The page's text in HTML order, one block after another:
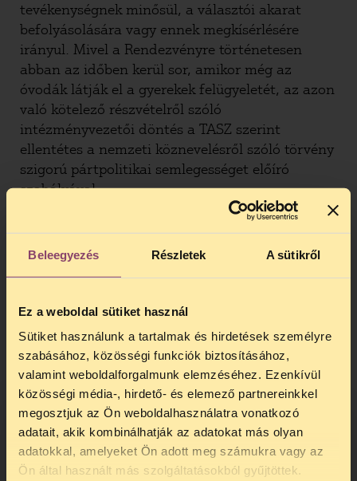
Beleegyezés Részletek A sütikről
Ez a weboldal sütiket használ
Sütiket használunk a tartalmak és hirdetések személyre
szabásához, közösségi funkciók biztosításához,
valamint weboldalforgalmunk elemzéséhez. Ezenkívül
közösségi média-, hirdető- és elemező partnereinkkel
megosztjuk az Ön weboldalhasználatra vonatkozó
adatait, akik kombinálhatják az adatokat más olyan
adatokkal, amelyeket Ön adott meg számukra vagy az
Ön által használt más szolgáltatásokból gyűjtöttek.
tevékenységnek minősül, a választói akarat
befolyásolására vagy ennek megkísérlésére
irányul. Mivel a Rendezvényre történetesen
abban az időben kerül sor, amikor még az
óvodák látják el a gyerekek felügyeletét, az azon
való kötelező részvételről szóló
intézményvezetői döntés a TASZ szerint
ellentétes a nemzeti köznevelésről szóló törvény
szigorú pártpolitikai semlegességet előíró
szabályával.
A részvételről szóló óvodavezetői döntés sérti a
szülők, az óvónők és a gyerekek lelkiismereti
kötelező volt a részvétel. Bár a szülő
nyilatkozhat úgy, hogy nem tudja gyerekét
elkísérni, ekkor azonban a gyerek sem vehet
részt. Távolmaradásával tehát a szülő
gyakorlatilag eltiltja gyerekét a rendezvényen
való csoportos óvodai részvételtől. Így annak a
szülőnek, aki önként nem venne részt egy
országgyűlési képviselő által szervezett
rendezvényen, választania kell aközött, hogy
TELEFONOS JOGSEGÉLY